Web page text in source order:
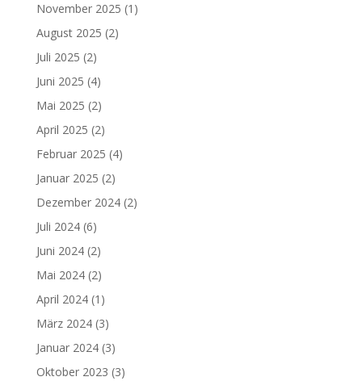
November 2025 (1)
August 2025 (2)
Juli 2025 (2)
Juni 2025 (4)
Mai 2025 (2)
April 2025 (2)
Februar 2025 (4)
Januar 2025 (2)
Dezember 2024(2)
Juli 2024(6)
Juni 2024(2)
Mai 2024(2)
April 2024(1)
März 2024(3)
Januar 2024(3)
Oktober 2023 (3)